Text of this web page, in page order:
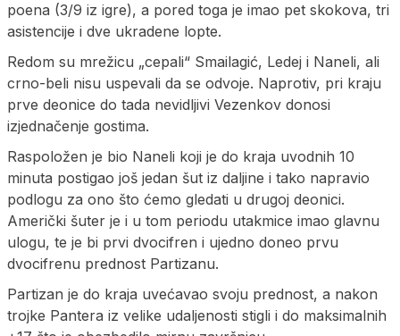
poena (3/9 iz igre), a pored toga je imao pet skokova, tri
asistencije i dve ukradene lopte.
Redom su mrežicu „cepali“ Smailagić, Ledej i Naneli, ali
crno-beli nisu uspevali da se odvoje. Naprotiv, pri kraju
prve deonice do tada nevidljivi Vezenkov donosi
izjednačenje gostima.
Raspoložen je bio Naneli koji je do kraja uvodnih 10
minuta postigao još jedan šut iz daljine i tako napravio
podlogu za ono što ćemo gledati u drugoj deonici.
Američki šuter je i u tom periodu utakmice imao glavnu
ulogu, te je bi prvi dvocifren i ujedno doneo prvu
dvocifrenu prednost Partizanu.
Partizan je do kraja uvećavao svoju prednost, a nakon
trojke Pantera iz velike udaljenosti stigli i do maksimalnih